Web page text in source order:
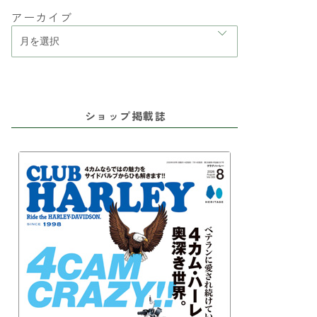
アーカイブ
ショップ掲載誌